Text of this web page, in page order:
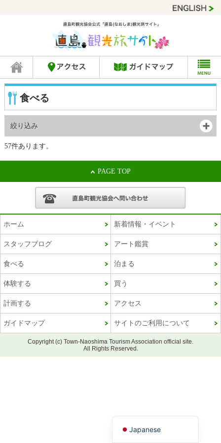
食べる
絞り込み
57件あります。
PAGE TOP
ホーム 新着情報・イベント
スタッフブログ アート鑑賞
食べる 泊まる
体験する 買う
計画する アクセス
ガイドマップ サイトのご利用について
Copyright (c) Town-Naoshima Tourism Association official site.
All Rights Reserved.
Japanese
Korean